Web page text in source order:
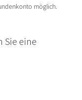
möglich.
Sie eine